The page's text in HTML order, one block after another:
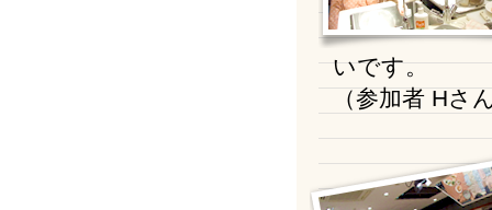
いです。
（参加者 Hさ